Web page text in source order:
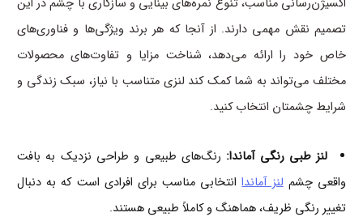
تصمیم نقش مهمی دارند. از آنجا که هر برند ویژگی‌ها و فناوری‌های
خاص خود را ارائه می‌دهد، شناخت مزایا و تفاوت‌های محصولات
مختلف می‌تواند به شما کمک کند لنزی متناسب با نیاز، سبک زندگی و
شرایط چشمتان انتخاب کنید.
لنز طبی رنگی آماندا: رنگ‌های طبیعی و طراحی نزدیک به بافت
واقعی چشملنز آمانداانتخابی مناسب برای افرادی است که به دنبال
تغییر رنگی ظریف، هماهنگ و کاملاً طبیعی هستند.